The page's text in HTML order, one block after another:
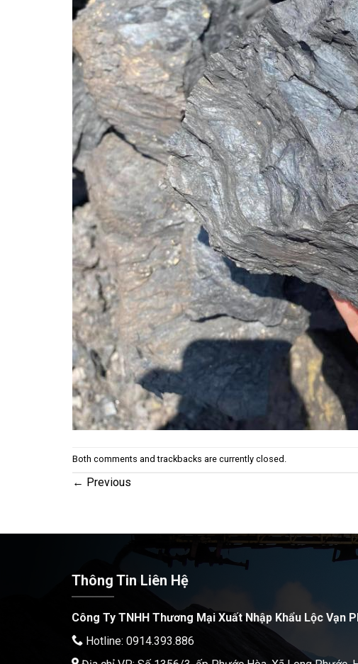
Both comments and trackbacks are currently closed.
← Previous
Thông Tin Liên Hệ
Công Ty TNHH Thương Mại Xuất Nhập Khẩu Lộc Vạn
Hotline: 0914.393.886